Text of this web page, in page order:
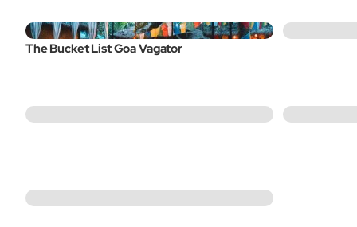
The Bucket List Goa Vagator